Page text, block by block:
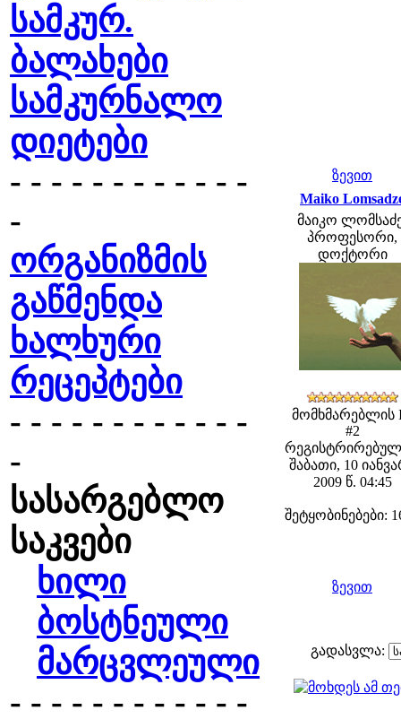
სამკურ.
ბალახები
სამკურნალო
დიეტები
- - - - - - - - - - - -
-
ორგანიზმის
გაწმენდა
ხალხური
რეცეპტები
- - - - - - - - - - - -
-
სასარგებლო
საკვები
ხილი
ბოსტნეული
მარცვლეული
- - - - - - - - - - - -
ზევით
Maiko
მაიკო
პროფესორი,
დოქტორი
მომხმარებლის
#2
შაბათი, 10
2009 წ. 04:45
შეტყობინებები:
ზევით
გადასვლა: